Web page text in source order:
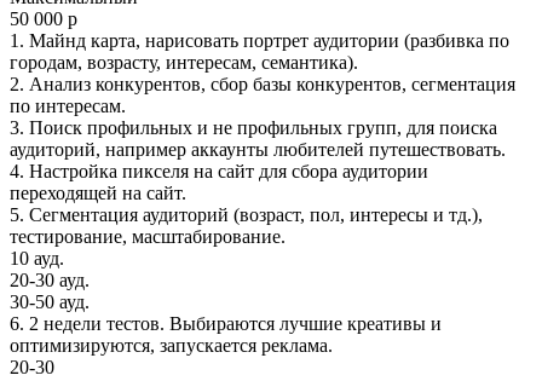
50 000 р
1. Майнд карта, нарисовать портрет аудитории (разбивка по
городам, возрасту, интересам, семантика).
2. Анализ конкурентов, сбор базы конкурентов, сегментация
по интересам.
3. Поиск профильных и не профильных групп, для поиска
аудиторий, например аккаунты любителей путешествовать.
4. Настройка пикселя на сайт для сбора аудитории
переходящей на сайт.
5. Сегментация аудиторий (возраст, пол, интересы и тд.),
тестирование, масштабирование.
10 ауд.
20-30 ауд.
30-50 ауд.
6. 2 недели тестов. Выбираются лучшие креативы и
оптимизируются, запускается реклама.
20-30